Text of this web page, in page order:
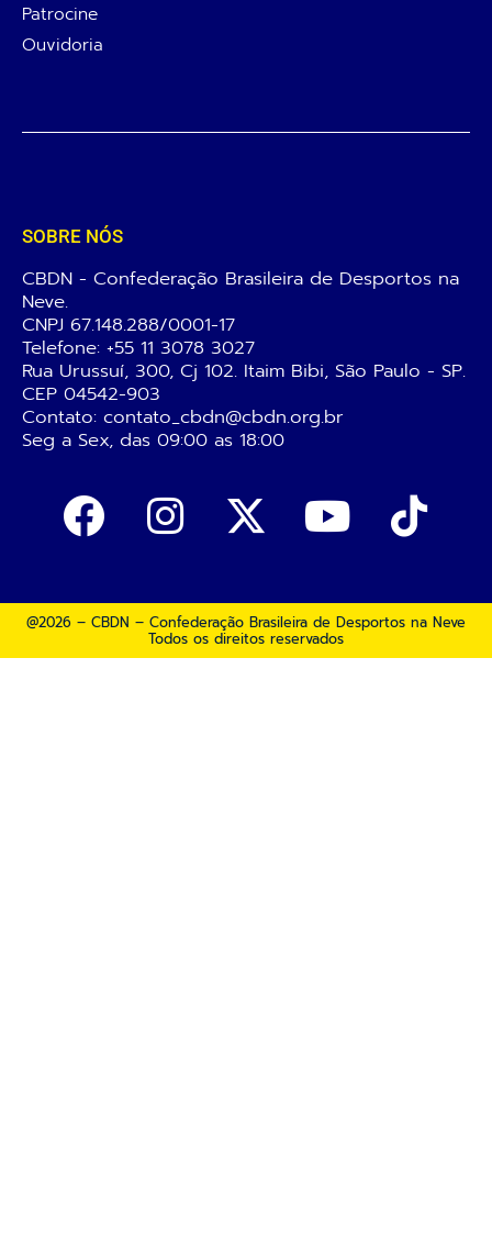
Patrocine
Ouvidoria
SOBRE NÓS
CBDN - Confederação Brasileira de Desportos na
Neve.
CNPJ 67.148.288/0001-17
Telefone: +55 11 3078 3027
Rua Urussuí, 300, Cj 102. Itaim Bibi, São Paulo - SP.
CEP 04542-903
Contato: contato_cbdn@cbdn.org.br
Seg a Sex, das 09:00 as 18:00
@2026 – CBDN – Confederação Brasileira de Desportos na Neve
Todos os direitos reservados